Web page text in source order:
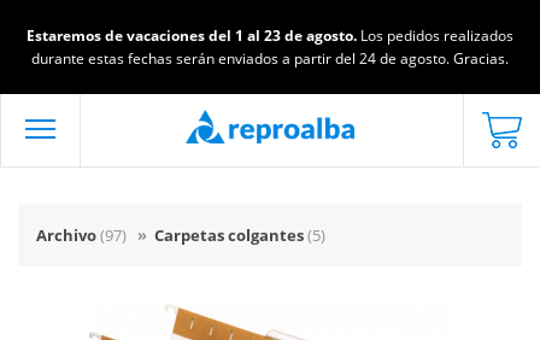
Estaremos de vacaciones del 1 al 23 de agosto. Los pedidos realizados
durante estas fechas serán enviados a partir del 24 de agosto. Gracias.
Archivo(97) » Carpetas colgantes(5)